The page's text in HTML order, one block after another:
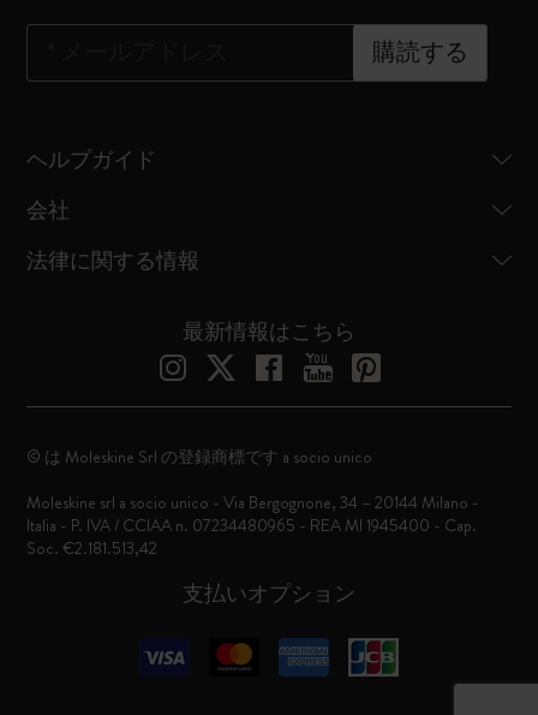
購読する
ヘルプガイド
会社
法律に関する情報
最新情報はこちら
支払いオプション
© は Moleskine Srl の登録商標です a socio unico
Moleskine srl a socio unico - Via Bergognone, 34 – 20144 Milano -
Italia - P. IVA / CCIAA n. 07234480965 - REA MI 1945400 - Cap.
Soc. €2.181.513,42